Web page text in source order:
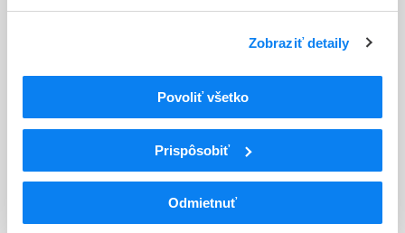
Zobraziť detaily
Povoliť všetko
Prispôsobiť
Odmietnuť
Kontakty